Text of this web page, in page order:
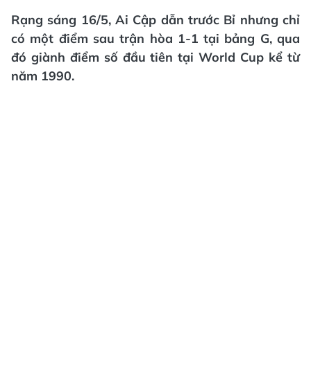
Rạng sáng 16/5, Ai Cập dẫn trước Bỉ nhưng chỉ
có một điểm sau trận hòa 1-1 tại bảng G, qua
đó giành điểm số đầu tiên tại World Cup kể từ
năm 1990.